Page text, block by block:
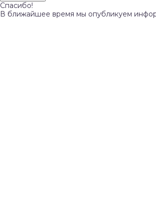
Спасибо!
В ближайшее время мы опубликуем